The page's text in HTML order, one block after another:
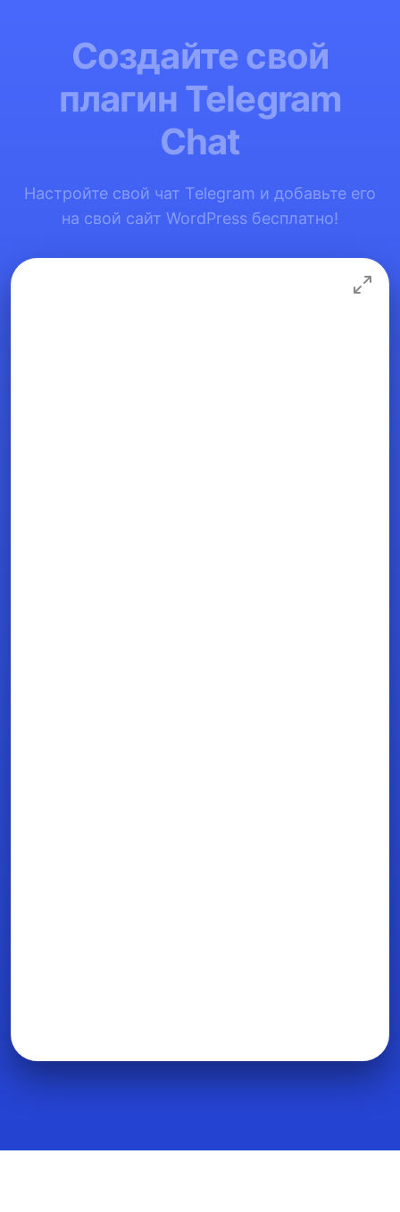
Создайте свой
плагин Telegram
Chat
Настройте свой чат Telegram и добавьте его
на свой сайт WordPress бесплатно!